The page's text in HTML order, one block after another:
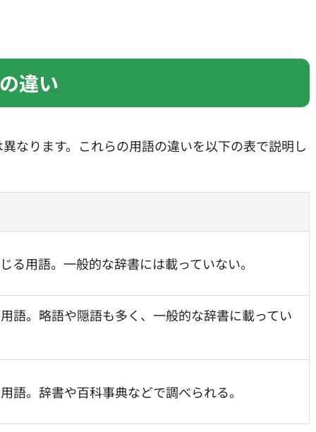
違い
なります。これらの用語の違いを以下の表で説明し
る用語。一般的な辞書には載っていない。
語。略語や隠語も多く、一般的な辞書に載ってい
語。辞書や百科事典などで調べられる。